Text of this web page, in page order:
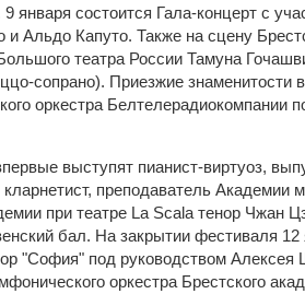
января состоится Гала-концерт с
Альдо Капуто. Также на сцену
театра России Тамуна
сопрано). Приезжие знаменитости
оркестра Белтелерадиокомпании
выступят пианист-виртуоз,
преподаватель Академии
при театре La Scala тенор Чжан
бал. На закрытии фестиваля
"София" под руководством Алексея
оркестра Брестского